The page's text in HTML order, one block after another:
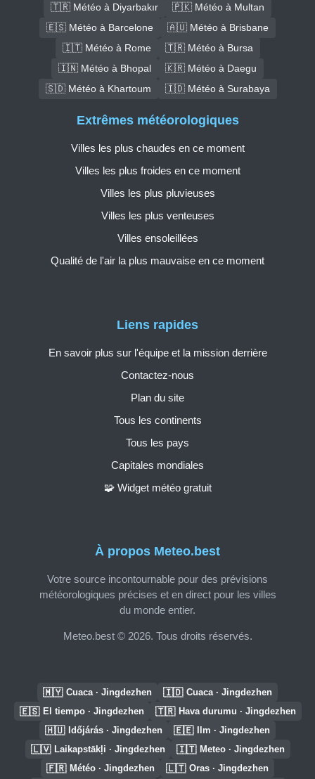
🇹🇷 Météo à Diyarbakır
🇵🇰 Météo à Multan
🇪🇸 Météo à Barcelone
🇦🇺 Météo à Brisbane
🇮🇹 Météo à Rome
🇹🇷 Météo à Bursa
🇮🇳 Météo à Bhopal
🇰🇷 Météo à Daegu
🇸🇩 Météo à Khartoum
🇮🇩 Météo à Surabaya
À propos Meteo.best
Votre source incontournable pour des prévisions
météorologiques précises et en direct pour les villes
du monde entier.
Meteo.best © 2026. Tous droits réservés.
Liens rapides
En savoir plus sur l'équipe et la mission derrière
Contactez-nous
Plan du site
Tous les continents
Tous les pays
Capitales mondiales
🧩 Widget météo gratuit
Extrêmes météorologiques
Villes les plus chaudes en ce moment
Villes les plus froides en ce moment
Villes les plus pluvieuses
Villes les plus venteuses
Villes ensoleillées
Qualité de l'air la plus mauvaise en ce moment
🇲🇾 Cuaca · Jingdezhen 🇮🇩 Cuaca · Jingdezhen
🇪🇸 El tiempo · Jingdezhen 🇹🇷 Hava durumu · Jingdezhen
🇭🇺 Időjárás · Jingdezhen 🇪🇪 Ilm · Jingdezhen
🇱🇻 Laikapstākļi · Jingdezhen 🇮🇹 Meteo · Jingdezhen
🇫🇷 Météo · Jingdezhen 🇱🇹 Oras · Jingdezhen